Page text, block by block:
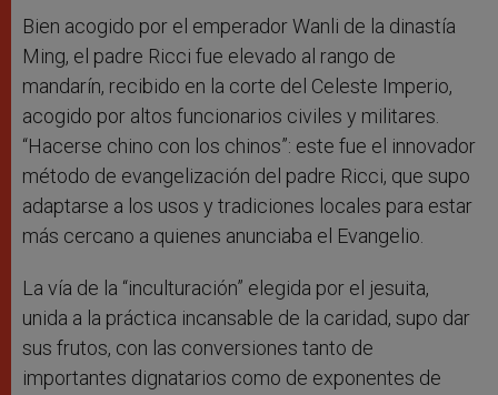
Bien acogido por el emperador Wanli de la dinastía
Ming, el padre Ricci fue elevado al rango de
mandarín, recibido en la corte del Celeste Imperio,
acogido por altos funcionarios civiles y militares.
“Hacerse chino con los chinos”: este fue el innovador
método de evangelización del padre Ricci, que supo
adaptarse a los usos y tradiciones locales para estar
más cercano a quienes anunciaba el Evangelio.
La vía de la “inculturación” elegida por el jesuita,
unida a la práctica incansable de la caridad, supo dar
sus frutos, con las conversiones tanto de
importantes dignatarios como de exponentes de